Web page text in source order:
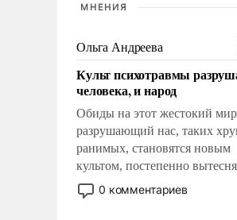
МНЕНИЯ
Ольга Андреева
Культ психотравмы
человека, и народ
Обиды на этот жестокий
разрушающий нас, таких
ранимых, становятся новым
культом, постепенно
отменяя традиционное
человеку – быть
0 комментариев